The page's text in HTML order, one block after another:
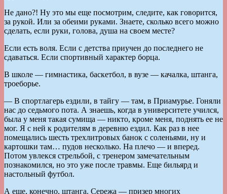
Не дано?! Ну это мы еще посмотрим, следите, как говорится,
за рукой. Или за обеими руками. Знаете, сколько всего можно
сделать, если руки, голова, душа на своем месте?
Если есть воля. Если с детства приучен до последнего не
сдаваться. Если спортивный характер борца.
В школе — гимнастика, баскетбол, в вузе — качалка, штанга,
троеборье.
— В спортлагерь ездили, в тайгу — там, в Приамурье. Гоняли
нас до седьмого пота. А знаешь, когда в университете учился,
была у меня такая сумища — никто, кроме меня, поднять ее не
мог. Я с ней к родителям в деревню ездил. Как раз в нее
помещались шесть трехлитровых банок с соленьями, ну и
картошки там… пудов несколько. На плечо — и вперед.
Потом увлекся стрельбой, с тренером замечательным
познакомился, но это уже после травмы. Еще бильярд и
настольный футбол.
А еще, конечно, штанга. Сережа — призер многих